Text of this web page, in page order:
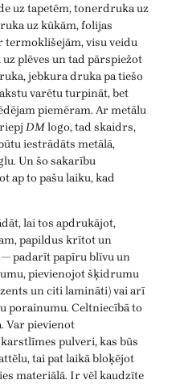
uz tapetēm, tonerdruka uz
uz kūkām, folijas
termoklišejām, visu veidu
plēves un tad pārspiežot
jebkura druka pa tiešo
varētu turpināt, bet
piemēram. Ar metālu
DMlogo, tad skaidrs,
iestrādāts metālā,
Un šo sakarību
ap to pašu laiku, kad
lai tos apdrukājot,
papildus krītot un
padarīt papīru blīvu un
pievienojot šķidrumu
un citi lamināti) vai arī
porainumu. Celtniecībā to
Var pievienot
pulveri, kas būs
tai pat laikā bloķējot
materiālā. Ir vēl kaudzīte